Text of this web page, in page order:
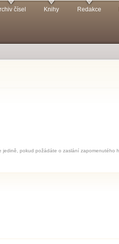
čísel Knihy Redakce
jedině, pokud požádáte o zaslání zapomenutého